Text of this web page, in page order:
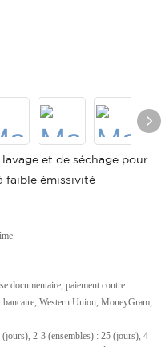
et de séchage pour
faible émissivité
documentaire, paiement contre
bancaire, Western Union, MoneyGram,
(jours), 2-3 (ensembles) : 25 (jours), 4-